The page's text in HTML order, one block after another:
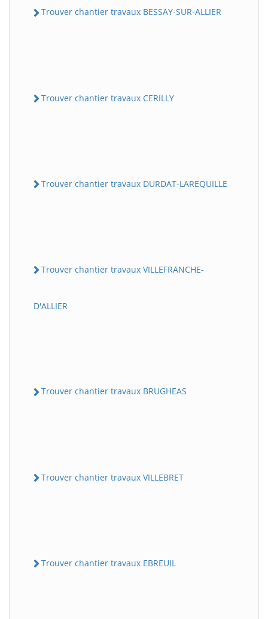
Trouver chantier travaux BESSAY-SUR-ALLIER
Trouver chantier travaux CERILLY
Trouver chantier travaux DURDAT-LAREQUILLE
Trouver chantier travaux VILLEFRANCHE-
D'ALLIER
Trouver chantier travaux BRUGHEAS
Trouver chantier travaux VILLEBRET
Trouver chantier travaux EBREUIL